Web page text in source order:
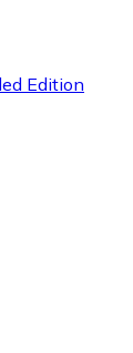
Edition